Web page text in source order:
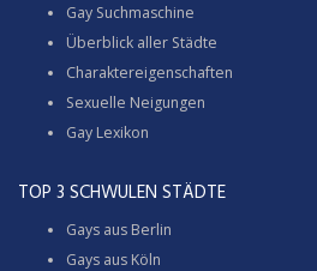
Gay Suchmaschine
Überblick aller Städte
Charaktereigenschaften
Sexuelle Neigungen
Gay Lexikon
TOP 3 SCHWULEN STÄDTE
Gays aus Berlin
Gays aus Köln